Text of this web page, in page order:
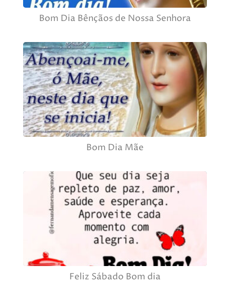
Bom Dia Bênçãos de Nossa Senhora
Bom Dia Mãe
Feliz Sábado Bom dia